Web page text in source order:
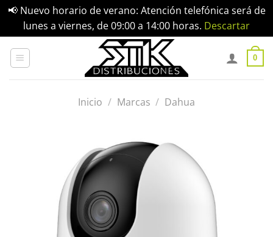
📢 Nuevo horario de verano: Atención telefónica será de
lunes a viernes, de 09:00 a 14:00 horas. Descartar
0
Inicio / Marcas / Dahua